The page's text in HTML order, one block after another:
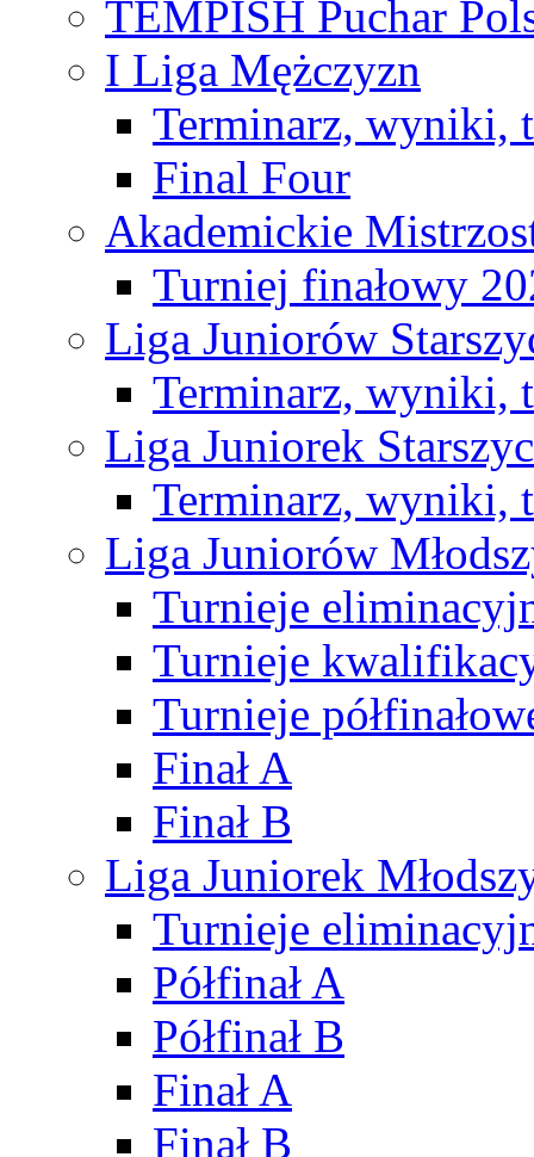
TEMPISH Puchar
I Liga Mężczyzn
Terminarz, wyniki,
Final Four
Akademickie
Turniej finałowy
Liga Juniorów
Terminarz, wyniki,
Liga Juniorek
Terminarz, wyniki,
Liga Juniorów
Turnieje
Turnieje
Turnieje
Finał A
Finał B
Liga Juniorek
Turnieje
Półfinał A
Półfinał B
Finał A
Finał B